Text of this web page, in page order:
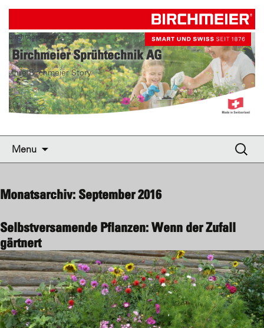
Birchmeier Sprühtechnik AG
Ihre Birchmeier Story
birchmeier.com
Menu
Suche
nach:
Monatsarchiv: September 2016
Selbstversamende Pflanzen: Wenn der Zufall
gärtnert